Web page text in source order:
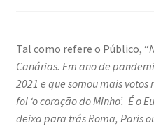
Courses
Dia Mundial da Terra
Tal como refere o Público, “
Canárias. Em ano de
2021 e que somou mais votos
foi ‘o coração do Minho’. É o
deixa para trás Roma, Paris